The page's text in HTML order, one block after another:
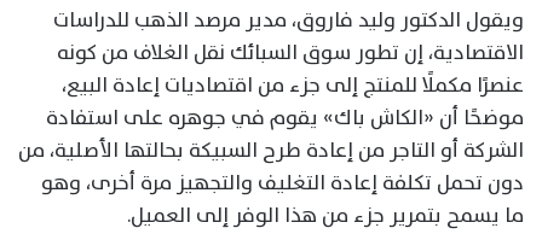
ويقول الدكتور وليد فاروق، مدير مرصد الذهب للدراسات
الاقتصادية، إن تطور سوق السبائك نقل الغلاف من كونه
عنصرًا مكملًا للمنتج إلى جزء من اقتصاديات إعادة البيع،
موضحًا أن «الكاش باك» يقوم في جوهره على استفادة
الشركة أو التاجر من إعادة طرح السبيكة بحالتها الأصلية، من
دون تحمل تكلفة إعادة التغليف والتجهيز مرة أخرى، وهو
ما يسمح بتمرير جزء من هذا الوفر إلى العميل.